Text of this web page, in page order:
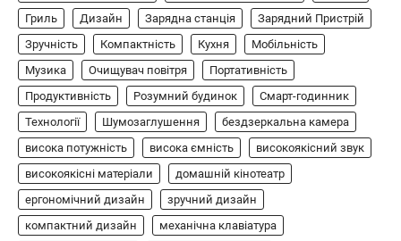
5
В'ячеслав 2024-09-03
8BitDo Lite SE 2.4G — це компактний
бездротовий контролер, розроблений
спеціально для Xbox. Завдяки своєму…
АУДІО КОЛОНКИ
Бездротова колонка LG XBOOM Go
XG2T
В'ячеслав 2024-09-07
LG XBOOM Go XG2T — це компактна
бездротова колонка, яка поєднує в собі
Гриль
Дизайн Зарядна станція
Зарядний Пристрій
Зручність
Компактність Кухня
Мобільність
Музика
Очищувач повітря
Портативність
Продуктивність
Розумний будинок
Смарт-годинник
Технології
Шумозаглушення
бездзеркальна камера
висока потужність
висока ємність
високоякісний звук
високоякісні матеріали
домашній кінотеатр
ергономічний дизайн
зручний дизайн
компактний дизайн
механічна клавіатура